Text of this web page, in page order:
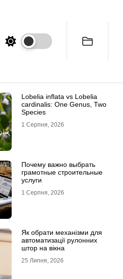
Lobelia inflata vs Lobelia
cardinalis: One Genus, Two
Species
1 Серпня, 2026
Почему важно выбрать
грамотные строительные
услуги
1 Серпня, 2026
Як обрати механізми для
автоматизації рулонних
штор на вікна
25 Липня, 2026